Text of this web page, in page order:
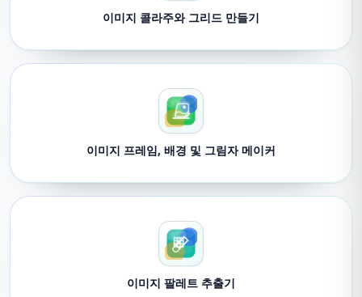
이미지 콜라주와 그리드 만들기
이미지 프레임, 배경 및 그림자 메이커
이미지 팔레트 추출기